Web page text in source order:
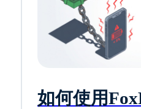
如何使用